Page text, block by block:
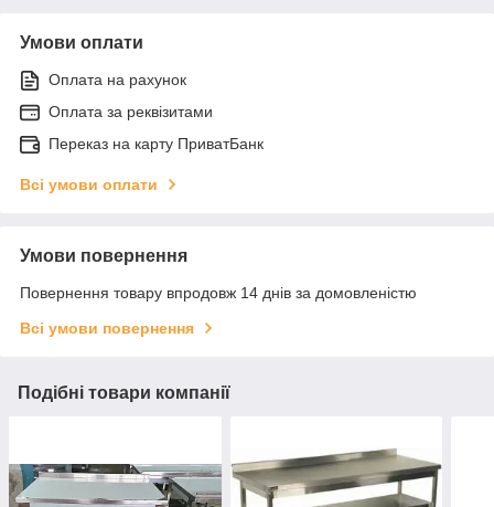
Умови оплати
Оплата на рахунок
Оплата за реквізитами
Переказ на карту ПриватБанк
Всі умови оплати
Умови повернення
Повернення товару впродовж 14 днів за домовленістю
Всі умови повернення
Подібні товари компанії